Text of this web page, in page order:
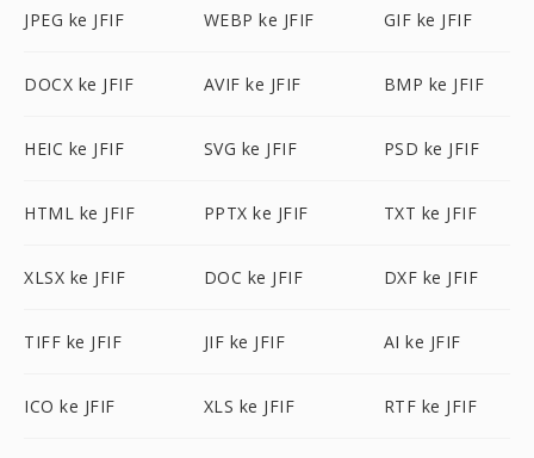
JPEG ke JFIF WEBP ke JFIF GIF ke JFIF
DOCX ke JFIF AVIF ke JFIF BMP ke JFIF
HEIC ke JFIF SVG ke JFIF PSD ke JFIF
HTML ke JFIF PPTX ke JFIF TXT ke JFIF
XLSX ke JFIF DOC ke JFIF DXF ke JFIF
TIFF ke JFIF JIF ke JFIF AI ke JFIF
ICO ke JFIF XLS ke JFIF RTF ke JFIF